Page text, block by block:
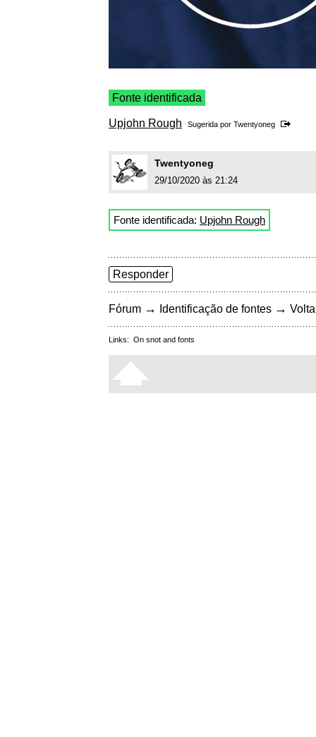
Fonte identificada
Upjohn Rough Sugerida por Twentyoneg
Twentyoneg
29/10/2020 às 21:24
Fonte identificada: Upjohn Rough
Responder
Fórum → Identificação de fontes →
Links: On snot and fonts